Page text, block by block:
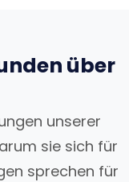
über
unserer
sie sich für
sprechen für